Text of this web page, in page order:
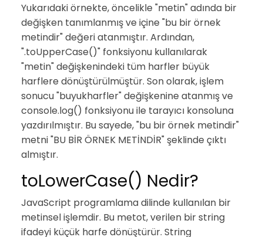
Yukarıdaki örnekte, öncelikle "metin" adında bir
değişken tanımlanmış ve içine "bu bir örnek
metindir" değeri atanmıştır. Ardından,
".toUpperCase()" fonksiyonu kullanılarak
"metin" değişkenindeki tüm harfler büyük
harflere dönüştürülmüştür. Son olarak, işlem
sonucu "buyukharfler" değişkenine atanmış ve
console.log() fonksiyonu ile tarayıcı konsoluna
yazdırılmıştır. Bu sayede, "bu bir örnek metindir"
metni "BU BİR ÖRNEK METİNDİR" şeklinde çıktı
almıştır.
toLowerCase() Nedir?
JavaScript programlama dilinde kullanılan bir
metinsel işlemdir. Bu metot, verilen bir string
ifadeyi küçük harfe dönüştürür. String